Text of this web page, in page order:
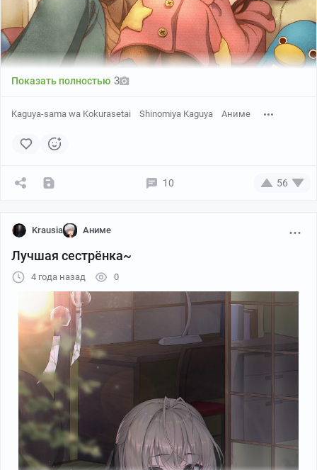
Показать полностью 3
Kaguya-sama wa Kokurasetai Shinomiya Kaguya Аниме
10 56
Krausia Аниме
Лучшая сестрёнка~
4 года назад 0